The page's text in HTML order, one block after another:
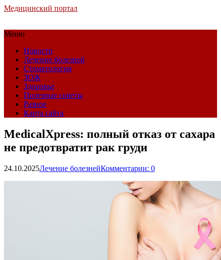
Медицинский портал
Меню
Новости
Лечение болезней
Стоматология
ЗОЖ
Здоровье
Полезные советы
Разное
Карта сайта
MedicalXpress: полный отказ от сахара
не предотвратит рак груди
24.10.2025Лечение болезнейКомментарии: 0